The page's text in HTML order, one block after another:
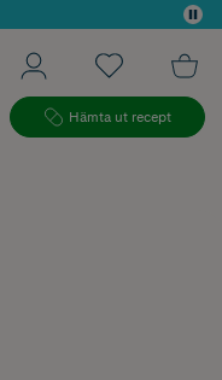
Hämta ut recept